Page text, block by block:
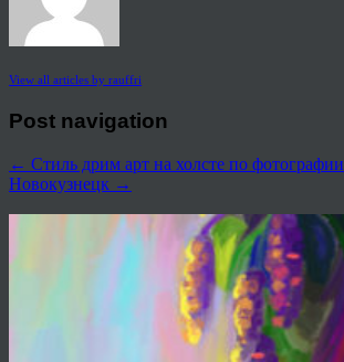
View all articles by rauffri
Post navigation
← Стиль дрим арт на холсте по фотографии
Новокузнецк →